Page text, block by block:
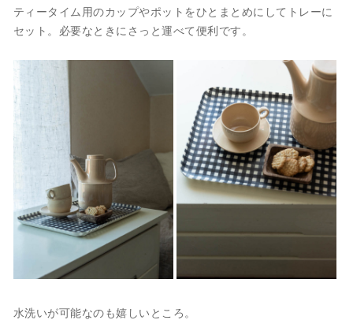
ティータイム用のカップやポットをひとまとめにしてトレーに
セット。必要なときにさっと運べて便利です。
水洗いが可能なのも嬉しいところ。